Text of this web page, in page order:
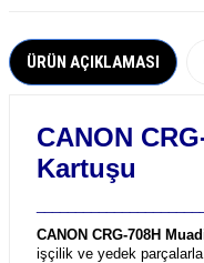
ÜRÜN AÇIKLAMASI
CANON
Kartuşu
CANON CRG-708H
işçilik ve yedek